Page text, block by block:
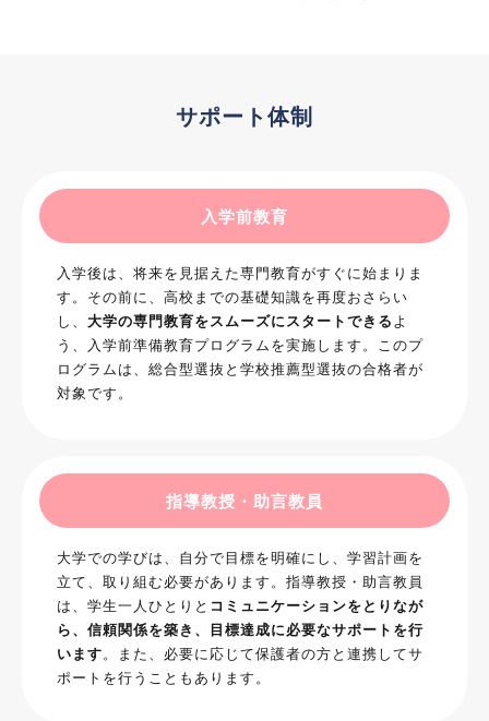
サポート体制
入学前教育
入学後は、将来を見据えた専門教育がすぐに始まりま
す。その前に、高校までの基礎知識を再度おさらい
し、大学の専門教育をスムーズにスタートできる よ
う、入学前準備教育プログラムを実施します。このプ
ログラムは、総合型選抜と学校推薦型選抜の合格者が
対象です。
指導教授・助言教員
大学での学びは、自分で目標を明確にし、学習計画を
立て、取り組む必要があります。指導教授・助言教員
は、学生一人ひとりと コミュニケーションをとりなが
ら、信頼関係を築き、目標達成に必要なサポートを行
います。また、必要に応じて保護者の方と連携してサ
ポートを行うこともあります。